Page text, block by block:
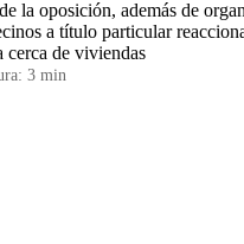
la oposición, además de
a título particular
cerca de viviendas
3 min